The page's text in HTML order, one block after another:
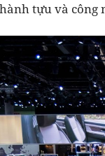
tựu và